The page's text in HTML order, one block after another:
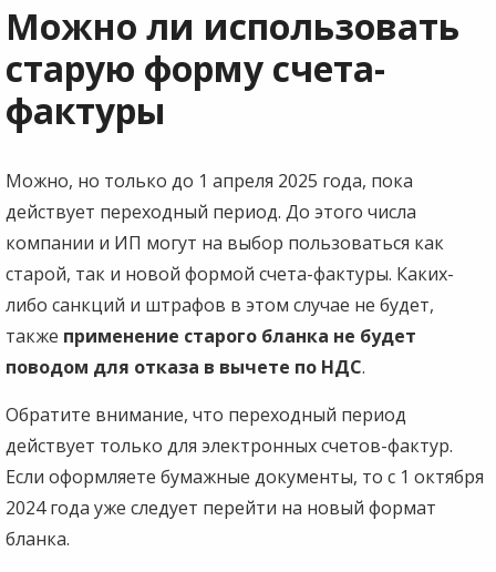
Можно ли использовать
старую форму счета-
фактуры
Можно, но только до 1 апреля 2025 года, пока
действует переходный период. До этого числа
компании и ИП могут на выбор пользоваться как
старой, так и новой формой счета-фактуры. Каких-
либо санкций и штрафов в этом случае не будет,
также применение старого бланка не будет
поводом для отказа в вычете по НДС.
Обратите внимание, что переходный период
действует только для электронных счетов-фактур.
Если оформляете бумажные документы, то с 1 октября
2024 года уже следует перейти на новый формат
бланка.